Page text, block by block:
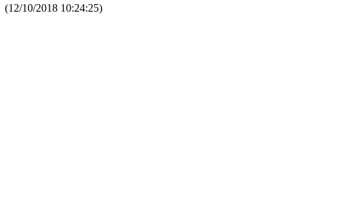
(12/10/2018 10:24:25)